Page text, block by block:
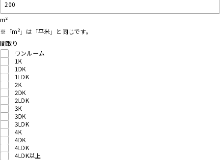
m²
※「m²」は「平米」と同じです。
間取り
ワンルーム
1K
1DK
1LDK
2K
2DK
2LDK
3K
3DK
3LDK
4K
4DK
4LDK
4LDK以上